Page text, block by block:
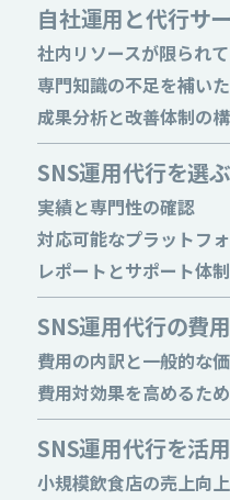
自社運用と代行サ
社内リソースが限られ
専門知識の不足を補い
成果分析と改善体制の
SNS運用代行を選
実績と専門性の確認
対応可能なプラットフ
レポートとサポート体
SNS運用代行の費
費用の内訳と一般的な
費用対効果を高めるた
SNS運用代行を活
小規模飲食店の売上向